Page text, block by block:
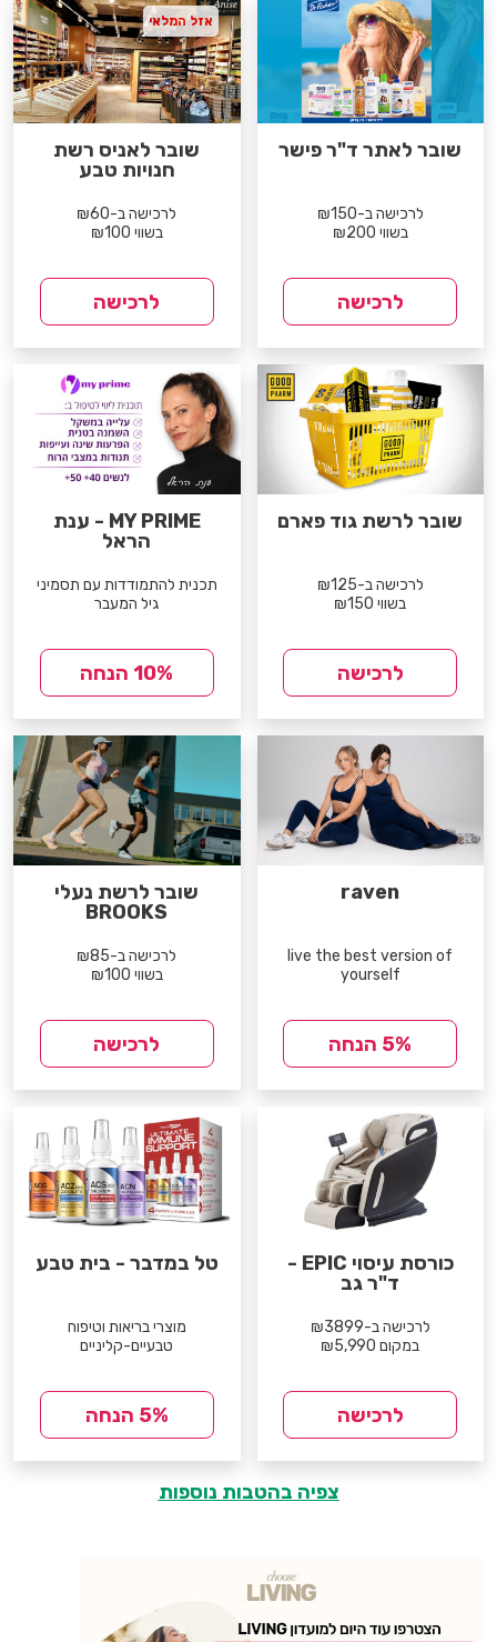
שובר לאתר ד"ר פישר
לרכישה ב-₪150
בשווי ₪200
לרכישה
שובר לאניס רשת
חנויות טבע
לרכישה ב-₪60
בשווי ₪100
לרכישה
אזל המלאי
שובר לרשת גוד פארם
לרכישה ב-₪125
בשווי ₪150
לרכישה
MY PRIME - ענת
הראל
תכנית להתמודדות עם תסמיני
גיל המעבר
10% הנחה
raven
live the best version of
yourself
5% הנחה
שובר לרשת נעלי
BROOKS
לרכישה ב-₪85
בשווי ₪100
לרכישה
כורסת עיסוי EPIC -
ד"ר גב
לרכישה ב-₪3899
במקום ₪5,990
לרכישה
טל במדבר - בית טבע
מוצרי בריאות וטיפוח
טבעיים-קליניים
5% הנחה
צפיה בהטבות נוספות